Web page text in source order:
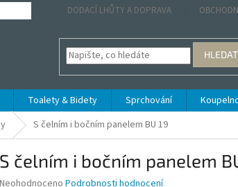
DODACÍ LHŮTY A DOPRAVA
HLEDAT
Toalety & Bidety Sprchování
S čelním i bočním panelem BU 19
S čelním i bočním panelem
Průměrné
Neohodnoceno Podrobnosti hodnocení